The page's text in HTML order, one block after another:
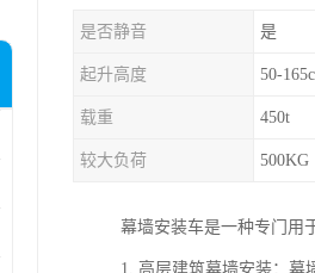
是否静音 是
起升高度 50-
载重 450t
较大负荷 500KG
幕墙安装车是一种专门用
1. 高层建筑幕墙安装：幕